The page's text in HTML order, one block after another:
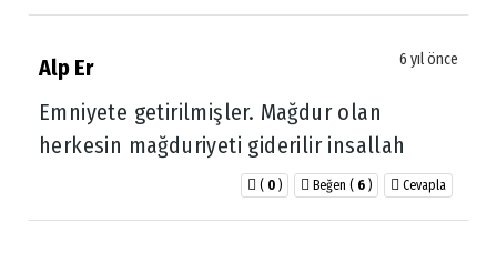
Alp Er 6 yıl önce
Emniyete getirilmişler. Mağdur olan
herkesin mağduriyeti giderilir insallah
Cevapla
Beğen ( 6 )
( 0 )